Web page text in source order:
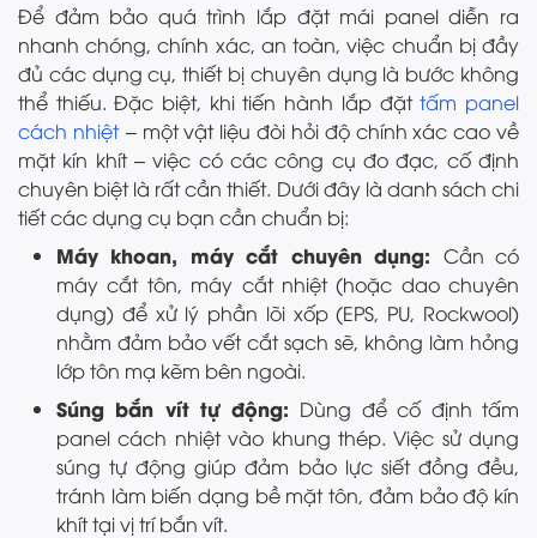
Để đảm bảo quá trình lắp đặt mái panel diễn ra
nhanh chóng, chính xác, an toàn, việc chuẩn bị đầy
đủ các dụng cụ, thiết bị chuyên dụng là bước không
thể thiếu. Đặc biệt, khi tiến hành lắp đặttấm panel
cách nhiệt – một vật liệu đòi hỏi độ chính xác cao về
mặt kín khít – việc có các công cụ đo đạc, cố định
chuyên biệt là rất cần thiết. Dưới đây là danh sách chi
tiết các dụng cụ bạn cần chuẩn bị:
Máy khoan, máy cắt chuyên dụng: Cần có
máy cắt tôn, máy cắt nhiệt (hoặc dao chuyên
dụng) để xử lý phần lõi xốp (EPS, PU, Rockwool)
nhằm đảm bảo vết cắt sạch sẽ, không làm hỏng
lớp tôn mạ kẽm bên ngoài.
Súng bắn vít tự động: Dùng để cố định tấm
panel cách nhiệt vào khung thép. Việc sử dụng
súng tự động giúp đảm bảo lực siết đồng đều,
tránh làm biến dạng bề mặt tôn, đảm bảo độ kín
khít tại vị trí bắn vít.